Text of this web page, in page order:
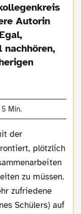
Autorin
5 Min.
der
plötzlich
zu müssen.
zufriedene
Schülers) auf